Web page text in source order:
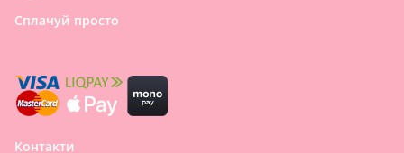
Сплачуй просто
Контакти